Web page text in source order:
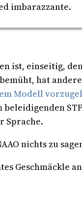
imbarazzante.
ist, einseitig,
hat
Modell
Sprache.
nichts zu
Geschmäckle